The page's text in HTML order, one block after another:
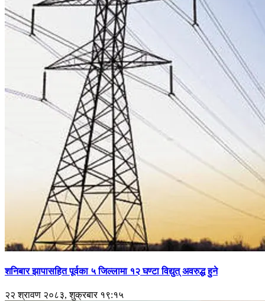
शनिबार झापासहित पूर्वका ५ जिल्लामा १२ घण्टा विद्युत् अवरुद्ध हुने
२२ श्रावण २०८३, शुक्रबार १९:१५